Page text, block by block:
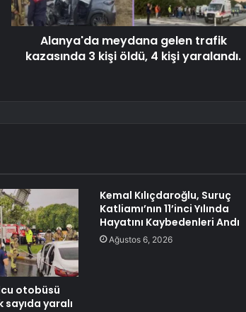
Alanya'da meydana gelen trafik
kazasında 3 kişi öldü, 4 kişi yaralandı.
otobüsü
sayıda yaralı
Kemal Kılıçdaroğlu, Suruç
Katliamı’nın 11’inci Yılında
Hayatını Kaybedenleri Andı
Ağustos 6, 2026